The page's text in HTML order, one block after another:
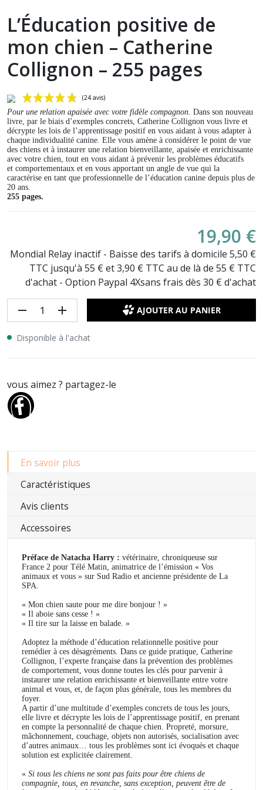
L’Éducation positive de
mon chien – Catherine
Collignon – 255 pages
Pour une relation apaisée avec votre fidèle compagnon. Dans son nouveau
livre, par le biais d’exemples concrets, Catherine Collignon vous livre et
décrypte les lois de l’apprentissage positif en vous aidant à vous adapter à
chaque individualité canine. Elle vous amène à considérer le point de vue
des chiens et à instaurer une relation bienveillante, apaisée et enrichissante
avec votre chien, tout en vous aidant à prévenir les problèmes éducatifs
et comportementaux et en vous apportant un angle de vue qui la
caractérise en tant que professionnelle de l’éducation canine depuis plus de
20 ans.
255 pages.
19,90 €
Mondial Relay inactif - Baisse des tarifs à domicile 5,50 €
TTC jusqu'à 55 € et 3,90 € TTC au de là de 55 € TTC
d'achat - Option Paypal 4Xsans frais dès 30 € d'achat
remove add AJOUTER AU PANIER
Disponible à l'achat
vous aimez ? partagez-le
En savoir plus
Caractéristiques
Avis clients
Accessoires
Préface de Natacha Harry : vétérinaire, chroniqueuse sur
France 2 pour Télé Matin, animatrice de l’émission « Vos
animaux et vous » sur Sud Radio et ancienne présidente de La
SPA.
« Mon chien saute pour me dire bonjour ! »
« Il aboie sans cesse ! »
« Il tire sur la laisse en balade. »
Adoptez la méthode d’éducation relationnelle positive pour
remédier à ces désagréments. Dans ce guide pratique, Catherine
Collignon, l’experte française dans la prévention des problèmes
de comportement, vous donne toutes les clés pour parvenir à
instaurer une relation enrichissante et bienveillante entre votre
animal et vous, et, de façon plus générale, tous les membres du
foyer.
A partir d’une multitude d’exemples concrets de tous les jours,
elle livre et décrypte les lois de l’apprentissage positif, en prenant
en compte la personnalité de chaque chien. Propreté, morsure,
mâchonnement, couchage, objets non autorisés, socialisation avec
d’autres animaux… tous les problèmes sont ici évoqués et chaque
solution est explicitée clairement.
« Si tous les chiens ne sont pas faits pour être chiens de
compagnie, tous, en revanche, sans exception, peuvent être de